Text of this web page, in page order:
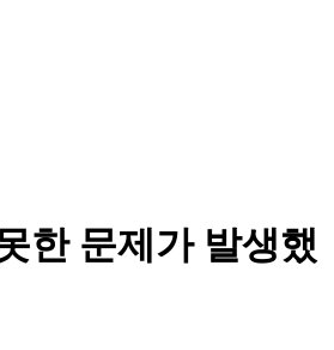
한 문제가 발생했